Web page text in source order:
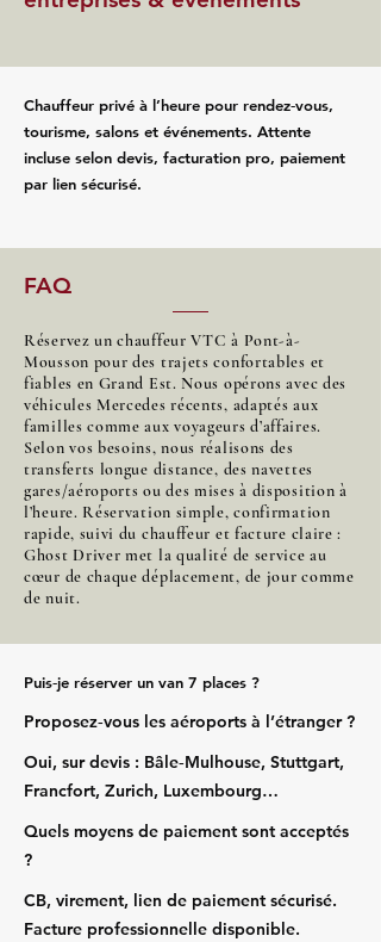
Chauffeur privé à l’heure pour rendez‑vous,
tourisme, salons et événements. Attente
incluse selon devis, facturation pro, paiement
par lien sécurisé.
FAQ
Réservez un chauffeur VTC à Pont-à-
Mousson pour des trajets confortables et
fiables en Grand Est. Nous opérons avec des
véhicules Mercedes récents, adaptés aux
familles comme aux voyageurs d’affaires.
Selon vos besoins, nous réalisons des
transferts longue distance, des navettes
gares/aéroports ou des mises à disposition à
l’heure. Réservation simple, confirmation
rapide, suivi du chauffeur et facture claire :
Ghost Driver met la qualité de service au
cœur de chaque déplacement, de jour comme
de nuit.
Puis‑je réserver un van 7 places ?
Proposez‑vous les aéroports à l’étranger ?
Oui, sur devis : Bâle‑Mulhouse, Stuttgart,
Francfort, Zurich, Luxembourg…
Quels moyens de paiement sont acceptés
?
CB, virement, lien de paiement sécurisé.
Facture professionnelle disponible.